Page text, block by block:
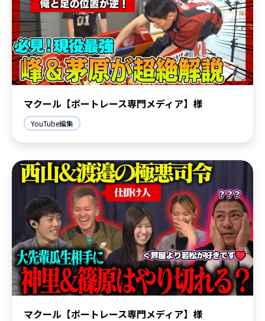
マクール【ボートレース専門メディア】様
YouTube編集
マクール【ボートレース専門メディア】様